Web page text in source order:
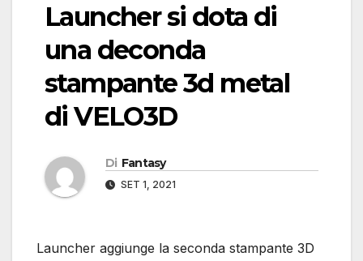
Launcher si dota di
una deconda
stampante 3d metal
di VELO3D
Di Fantasy
SET 1, 2021
Launcher aggiunge la seconda stampante 3D